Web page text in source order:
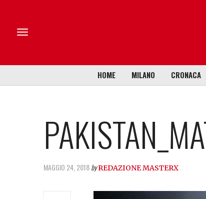
HOME MILANO CRONACA
MAGGIO 24, 2018by REDAZIONE MASTERX